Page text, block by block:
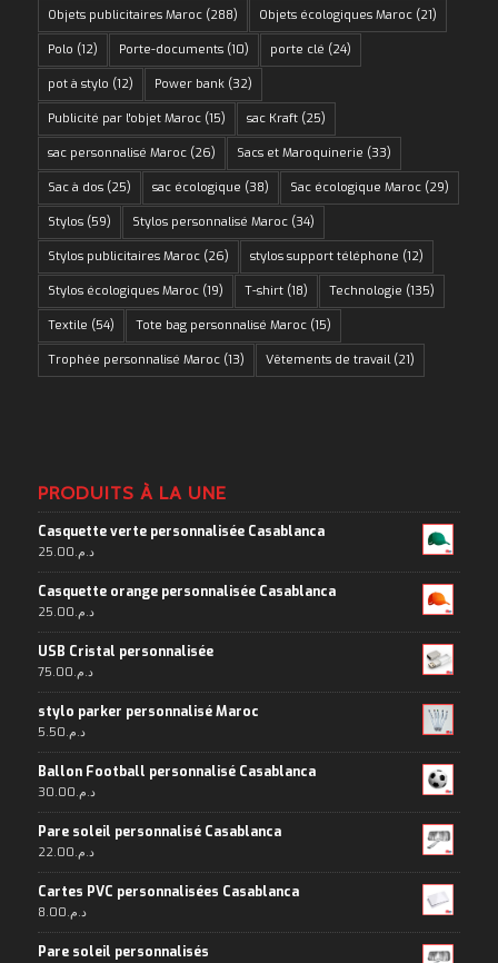
Objets publicitaires Maroc(288) Objets écologiques Maroc(21)
Polo (12) Porte-documents(10) porte clé (24)
pot à stylo (12) Power bank(32)
Publicité par l'objet Maroc(15) sac Kraft(25)
sac personnalisé Maroc(26) Sacs et Maroquinerie (33)
Sac à dos(25) sac écologique (38) Sac écologique Maroc(29)
Stylos(59) Stylos personnalisé Maroc(34)
Stylos publicitaires Maroc(26) stylos support téléphone (12)
Stylos écologiques Maroc(19) T-shirt(18) Technologie (135)
Textile (54) Tote bag personnalisé Maroc(15)
Trophée personnalisé Maroc(13) Vêtements de travail(21)
PRODUITS À LA UNE
Casquette verte personnalisée Casablanca
د.م.25.00
Casquette orange personnalisée Casablanca
د.م.25.00
USB Cristal personnalisée
د.م.75.00
stylo parker personnalisé Maroc
د.م.5.50
Ballon Football personnalisé Casablanca
د.م.30.00
Pare soleil personnalisé Casablanca
د.م.22.00
Cartes PVC personnalisées Casablanca
د.م.8.00
Pare soleil personnalisés